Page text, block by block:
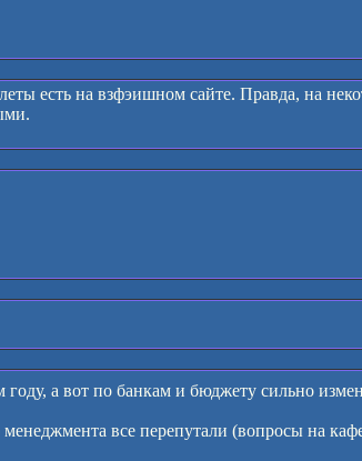
есть на взфэишном сайте. Правда, на
а вот по банкам и бюджету сильно
все перепутали (вопросы на